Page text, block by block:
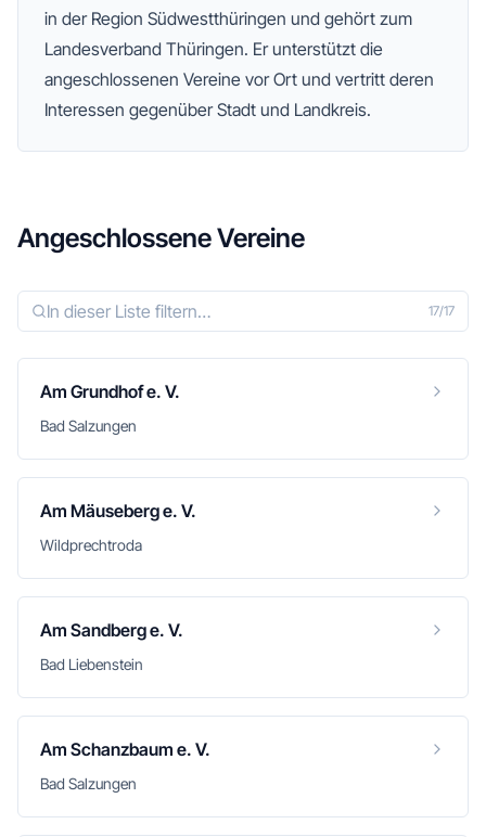
in der Region Südwestthüringen und gehört zum
Landesverband Thüringen. Er unterstützt die
angeschlossenen Vereine vor Ort und vertritt deren
Interessen gegenüber Stadt und Landkreis.
Angeschlossene Vereine
17/17
Am Grundhof e. V.
Bad Salzungen
Am Mäuseberg e. V.
Wildprechtroda
Am Sandberg e. V.
Bad Liebenstein
Am Schanzbaum e. V.
Bad Salzungen